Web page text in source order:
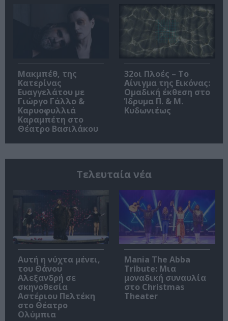
Μακμπέθ, της
Κατερίνας
Ευαγγελάτου με
Γιώργο Γάλλο &
Καρυοφυλλιά
Καραμπέτη στο
Θέατρο Βασιλάκου
32οι Πλοές – Το
Αίνιγμα της Εικόνας:
Ομαδική έκθεση στο
Ίδρυμα Π. & Μ.
Κυδωνιέως
Τελευταία νέα
Αυτή η νύχτα μένει,
του Θάνου
Αλεξανδρή σε
σκηνοθεσία
Αστέριου Πελτέκη
στο Θέατρο
Ολύμπια
Mania The Abba
Tribute: Μια
μοναδική συναυλία
στο Christmas
Theater